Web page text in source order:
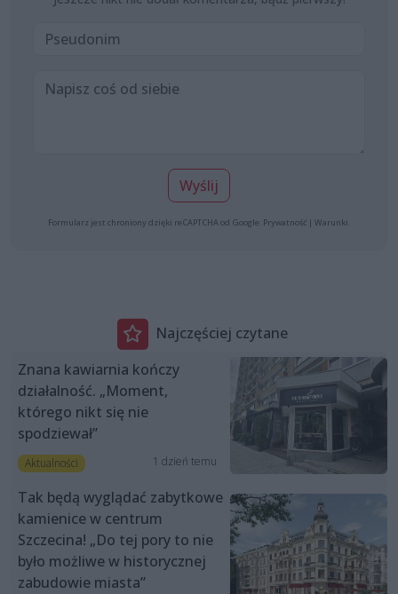
Wyślij
Formularz jest chroniony dzięki reCAPTCHA od Google: Prywatność | Warunki
Najczęściej czytane
Znana kawiarnia kończy
działalność. „Moment,
którego nikt się nie
spodziewał”
Aktualności 1 dzień temu
Tak będą wyglądać zabytkowe
kamienice w centrum
Szczecina! „Do tej pory to nie
było możliwe w historycznej
zabudowie miasta”